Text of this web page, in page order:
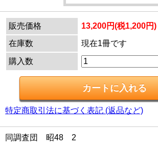
販売価格
13,200円(税1,200円)
在庫数
現在1冊です
購入数
特定商取引法に基づく表記 (返品など)
同調査団 昭48 2